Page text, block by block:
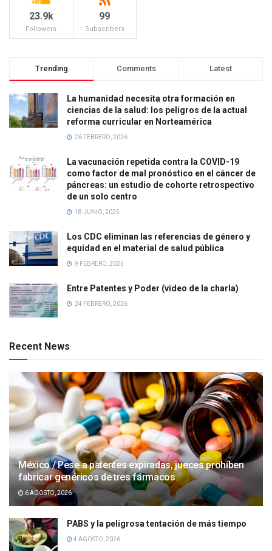
23.9k
Followers
99
Subscribers
Trending Comments Latest
La humanidad necesita otra formación en
ciencias de la salud: los peligros de la actual
reforma curricular en Norteamérica
26 FEBRERO, 2026
La vacunación repetida contra la COVID-19
como factor de mal pronóstico en el cáncer de
páncreas: un estudio de cohorte retrospectivo
de un solo centro
18 JUNIO, 2025
Los CDC eliminan las referencias de género y
equidad en el material de salud pública
9 FEBRERO, 2025
Entre Patentes y Poder (video de la charla)
24 FEBRERO, 2026
Recent News
México / Pese a patentes expiradas, jueces prohíben
fabricar genéricos de tres fármacos
6 AGOSTO, 2026
PABS y la peligrosa tentación de más tiempo
4 AGOSTO, 2026